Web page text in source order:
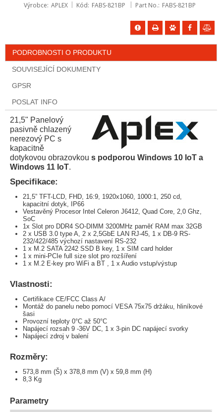
Výrobce APLEX Kód FABS-821BP Part No. FABS-821BP
PODROBNOSTI O PRODUKTU
SOUVISEJÍCÍ DOKUMENTY
GPSR
POSLAT INFO
21,5" Panelový
pasivně chlazený
nerezový PC s
kapacitně
dotykovou obrazovkou s podporou Windows 10 IoT a
Windows 11 IoT.
Specifikace:
21,5” TFT-LCD, FHD, 16:9, 1920x1060, 1000:1, 250 cd,
kapacitní dotyk, IP66
Vestavěný Procesor Intel Celeron J6412, Quad Core, 2,0 Ghz,
SoC
1x Slot pro DDR4 SO-DIMM 3200MHz paměť RAM max 32GB
2 x USB 3.0 type A, 2 x 2,5GbE LAN RJ-45, 1 x DB-9 RS-
232/422/485 výchozí nastavení RS-232
1 x M.2 SATA 2242 SSD B key, 1 x SIM card holder
1 x mini-PCIe full size slot pro rozšíření
1 x M.2 E-key pro WiFi a BT , 1 x Audio vstup/výstup
Vlastnosti:
Certifikace CE/FCC Class A/
Montáž do panelu nebo pomocí VESA 75x75 držáku, hliníkové
šasi
Provozní teploty 0°C až 50°C
Napájecí rozsah 9 -36V DC, 1 x 3-pin DC napájecí svorky
Napájecí zdroj v balení
Rozměry:
573,8 mm (Š) x 378,8 mm (V) x 59,8 mm (H)
8,3 Kg
Parametry